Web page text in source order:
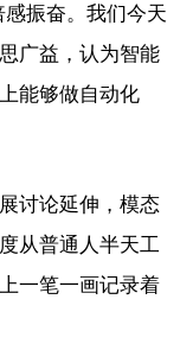
振奋。我们今天
广益，认为智能
能够做自动化
讨论延伸，模态
从普通人半天工
一笔一画记录着